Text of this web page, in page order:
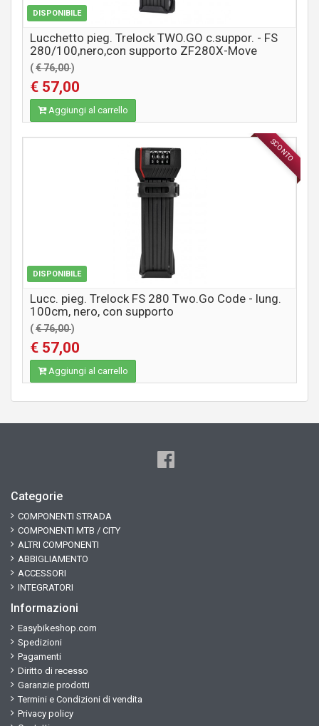
DISPONIBILE
Lucchetto pieg. Trelock TWO.GO c.suppor. - FS
280/100,nero,con supporto ZF280X-Move
(€ 76,00)
€ 57,00
Aggiungi al carrello
SCONTO
DISPONIBILE
ACCESSORI
Lucc. pieg. Trelock FS 280 Two.Go Code - lung.
100cm, nero, con supporto
(€ 76,00)
€ 57,00
Aggiungi al carrello
Categorie
COMPONENTI STRADA
COMPONENTI MTB / CITY
ALTRI COMPONENTI
ABBIGLIAMENTO
ACCESSORI
INTEGRATORI
Informazioni
Easybikeshop.com
Spedizioni
Pagamenti
Diritto di recesso
Garanzie prodotti
Termini e Condizioni di vendita
Privacy policy